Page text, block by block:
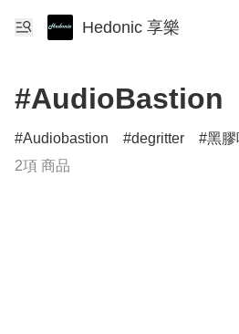
Hedonic 享樂
#AudioBastion
Audiobastion degritter 黑膠
2項 商品